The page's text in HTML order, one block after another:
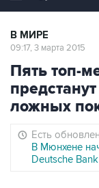
В МИРЕ
09:17, 3 марта 2015
Пять топ-
ложных
Есть
В Мюнхене
Deutsche Bank